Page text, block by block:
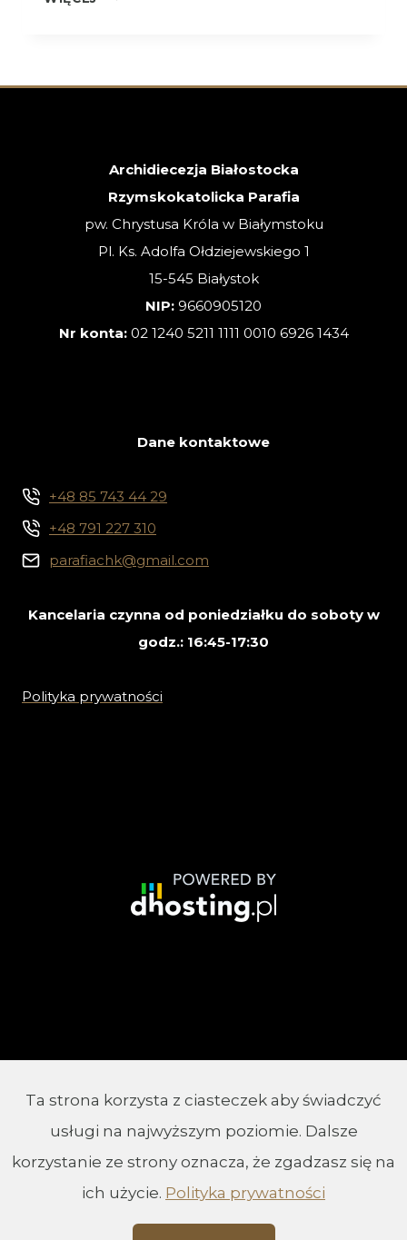
ZWYKŁA
Archidiecezja Białostocka
Rzymskokatolicka Parafia
pw. Chrystusa Króla w Białymstoku
Pl. Ks. Adolfa Ołdziejewskiego 1
15-545 Białystok
NIP: 9660905120
Nr konta: 02 1240 5211 1111 0010 6926 1434
Dane kontaktowe
+48 85 743 44 29
+48 791 227 310
parafiachk@gmail.com
Kancelaria czynna od poniedziałku do soboty w
godz.: 16:45-17:30
Polityka prywatności
Ta strona korzysta z ciasteczek aby świadczyć
usługi na najwyższym poziomie. Dalsze
korzystanie ze strony oznacza, że zgadzasz się na
ich użycie. Polityka prywatności